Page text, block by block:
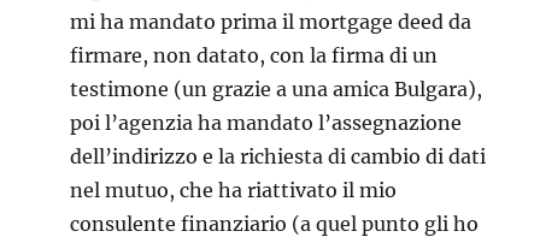
mi ha mandato prima il mortgage deed da
firmare, non datato, con la firma di un
testimone (un grazie a una amica Bulgara),
poi l’agenzia ha mandato l’assegnazione
dell’indirizzo e la richiesta di cambio di dati
nel mutuo, che ha riattivato il mio
consulente finanziario (a quel punto gli ho